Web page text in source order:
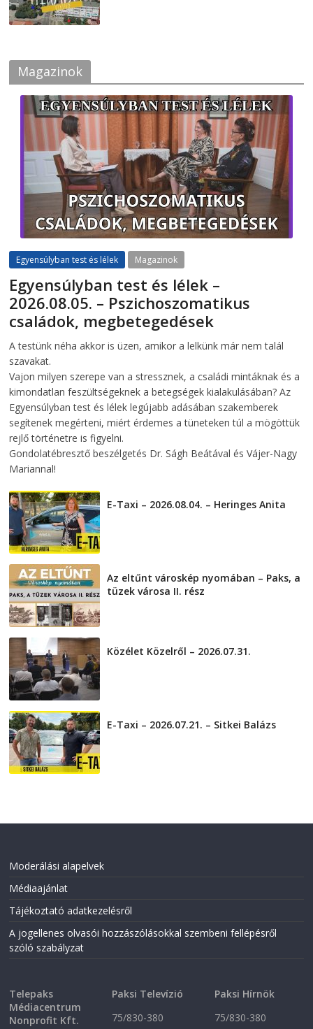
Magazinok
Egyensúlyban test és lélek Magazinok
Egyensúlyban test és lélek –
2026.08.05. – Pszichoszomatikus
családok, megbetegedések
A testünk néha akkor is üzen, amikor a lelkünk már nem talál
szavakat.
Vajon milyen szerepe van a stressznek, a családi mintáknak és a
kimondatlan feszültségeknek a betegségek kialakulásában? Az
Egyensúlyban test és lélek legújabb adásában szakemberek
segítenek megérteni, miért érdemes a tüneteken túl a mögöttük
rejlő történetre is figyelni.
Gondolatébresztő beszélgetés Dr. Ságh Beátával és Vájer-Nagy
Mariannal!
E-Taxi – 2026.08.04. – Heringes Anita
Az eltűnt városkép nyomában – Paks, a
tüzek városa II. rész
Közélet Közelről – 2026.07.31.
E-Taxi – 2026.07.21. – Sitkei Balázs
Moderálási alapelvek
Médiaajánlat
Tájékoztató adatkezelésről
A jogellenes olvasói hozzászólásokkal szembeni fellépésről
szóló szabályzat
Telepaks
Médiacentrum
Nonprofit Kft.
Paksi Televízió
75/830-380
Paksi Hírnök
75/830-380